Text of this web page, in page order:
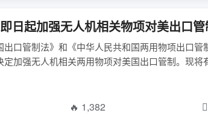
日起加强无人机相关物项对美出口管
口管制法》和《中华人民共和国两用物项出口
加强无人机相关两用物项对美国出口管制。现
🔥 1,382